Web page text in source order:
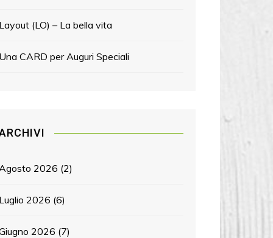
(LO) – La bella vita
CARD per Auguri Speciali
2026 (2)
2026 (6)
2026 (7)